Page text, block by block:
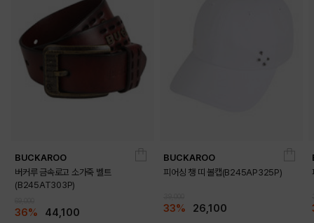
BUCKAROO
버커루 금속로고 소가죽 벨트
(B245AT303P)
36% 44,100
BUCKAROO
피어싱 챙 띠 볼캡(B245AP325P)
33% 26,100